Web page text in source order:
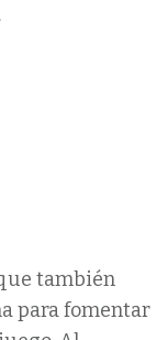
también
para fomentar